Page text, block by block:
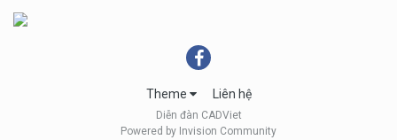
Theme Liên hệ
Diễn đàn CADViet
Powered by Invision Community